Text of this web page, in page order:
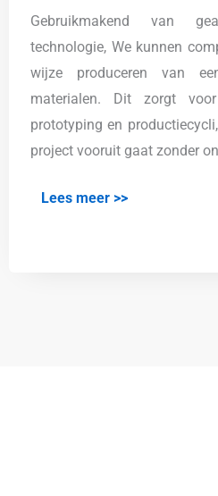
Gebruikmakend van
technologie, We kunnen
wijze produceren van
materialen. Dit zorgt
prototyping en
project vooruit gaat zonder
Lees meer >>